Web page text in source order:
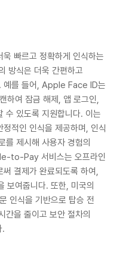
빠르고 정확하게 인식하는
방식은 더욱 간편하고
예를 들어, Apple Face ID는
하여 잠금 해제, 앱 로그인,
수 있도록 지원합니다. 이는
적인 인식을 제공하며, 인식
를 제시해 사용자 경험의
to-Pay 서비스는 오프라인
결제가 완료되도록 하여,
보여줍니다. 또한, 미국의
인식을 기반으로 탑승 전
간을 줄이고 보안 절차의
.